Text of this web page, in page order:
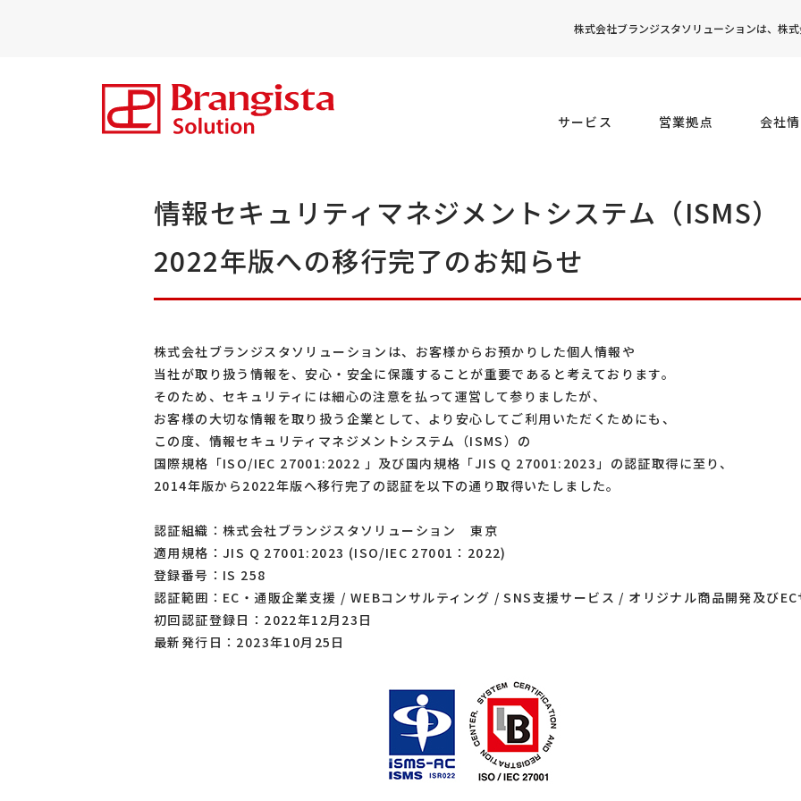
株式会社ブランジスタソリューションは、株
サービス 営業拠点 会社
情報セキュリティマネジメントシステム（ISMS）
2022年版への移行完了のお知らせ
株式会社ブランジスタソリューションは、お客様からお預かりした個人情報や
当社が取り扱う情報を、安心・安全に保護することが重要であると考えております。
そのため、セキュリティには細心の注意を払って運営して参りましたが、
お客様の大切な情報を取り扱う企業として、より安心してご利用いただくためにも、
この度、情報セキュリティマネジメントシステム（ISMS）の
国際規格「ISO/IEC 27001:2022 」及び国内規格「JIS Q 27001:2023」の認証取得に至り、
2014年版から2022年版へ移行完了の認証を以下の通り取得いたしました。
認証組織：株式会社ブランジスタソリューション 東京
適用規格：JIS Q 27001:2023 (ISO/IEC 27001：2022)
登録番号：IS 258
認証範囲：EC・通販企業支援 / WEBコンサルティング / SNS支援サービス / オリジナル商品開発及びEC
初回認証登録日：2022年12月23日
最新発行日：2023年10月25日